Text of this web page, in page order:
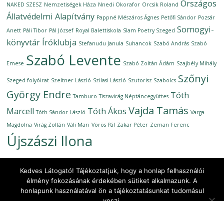
NAKED SZESZ Nemzetiségek Háza Nnedi Okorafor Orcsik Roland Országos
Állatvédelmi Alapítvány Pappné Mészáros Ágnes Petőfi Sándor Pozsár
Anett Páli Tibor Pál József Royal Balettiskola Slam Poetry Szeged Somogyi-
könyvtár Íróklubja Stefanudu Janula Suhancok Szabó András Szabó
Emese Szabó Levente Szabó Zoltán Ádám Szajbély Mihály
Szeged folyóirat Szeltner László Szilasi László Szutorisz Szabolcs Szőnyi
György Endre Tamburo Tiszavirág Néptáncegyüttes Tóth
Marcell Tóth Sándor László Tóth Ákos Vajda Tamás Varga
Magdolna Virág Zoltán Váli Mari Vörös Pál Zakar Péter Zeman Ferenc
Újszászi Ilona
Copyright © 2026Ünnepi Könyvhét Szeged, 2019. június 11–21.
Kedves Látogató! Tájékoztatjuk, hogy a honlap felhasználói
élmény fokozásának érdekében sütiket alkalmazunk. A
honlapunk használatával ön a tájékoztatásunkat tudomásul